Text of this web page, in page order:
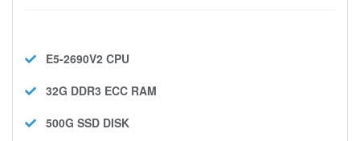
E5-2690V2 CPU
32G DDR3 ECC RAM
500G SSD DISK